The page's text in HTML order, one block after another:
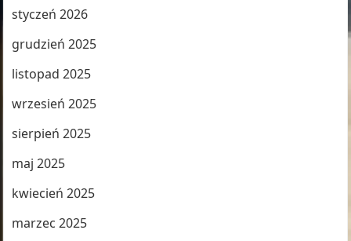
styczeń 2026
grudzień 2025
listopad 2025
wrzesień 2025
sierpień 2025
maj 2025
kwiecień 2025
marzec 2025